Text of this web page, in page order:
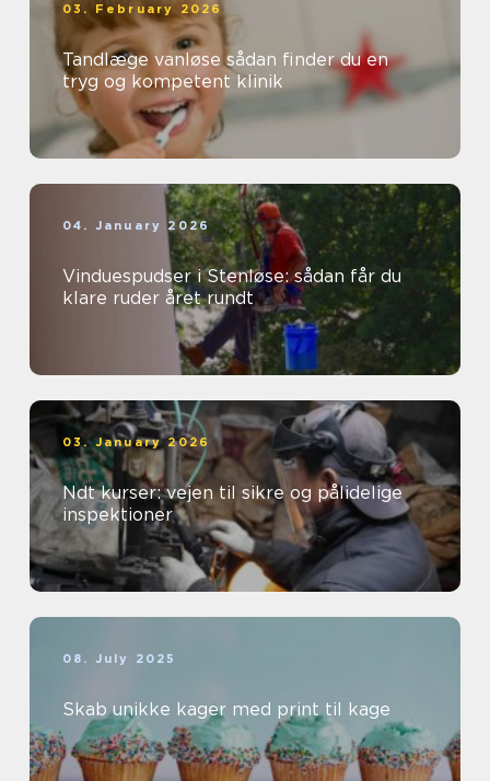
03. February 2026
Tandlæge vanløse sådan finder du en
tryg og kompetent klinik
04. January 2026
Vinduespudser i Stenløse: sådan får du
klare ruder året rundt
03. January 2026
Ndt kurser: vejen til sikre og pålidelige
inspektioner
08. July 2025
Skab unikke kager med print til kage